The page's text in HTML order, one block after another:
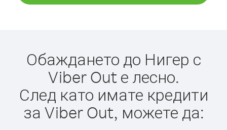
Обаждането до Нигер с
Viber Out е лесно.
След като имате кредити
за Viber Out, можете да: